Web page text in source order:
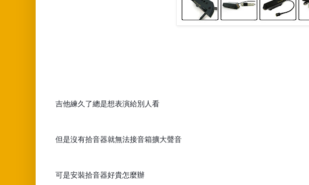
吉他練久了總是想表演給別人看
但是沒有拾音器就無法接音箱擴大聲音
可是安裝拾音器好貴怎麼辦